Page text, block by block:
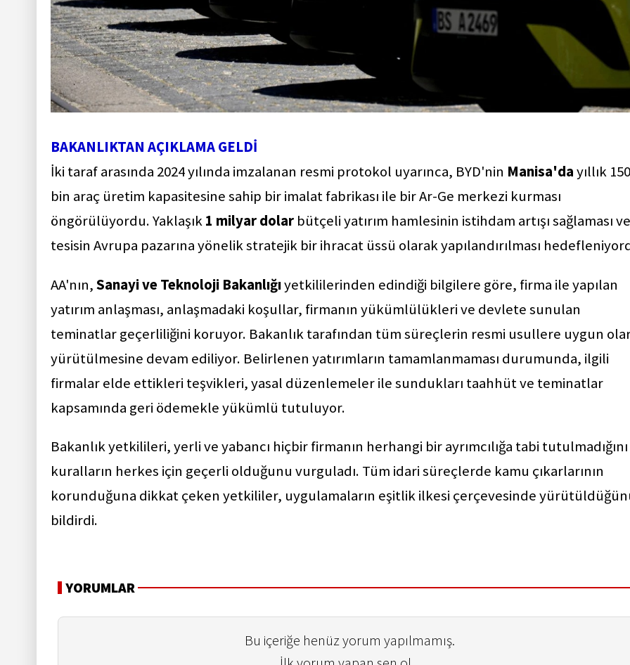
BAKANLIKTAN AÇIKLAMA GELDİ
İki taraf arasında 2024 yılında imzalanan resmi protokol uyarınca, BYD'nin Manisa'dayıllık 150
bin araç üretim kapasitesine sahip bir imalat fabrikası ile bir Ar-Ge merkezi kurması
öngörülüyordu. Yaklaşık1 milyar dolar bütçeli yatırım hamlesinin istihdam artışı sağlaması ve
tesisin Avrupa pazarına yönelik stratejik bir ihracat üssü olarak yapılandırılması
AA'nın,Sanayi ve Teknoloji Bakanlığıyetkililerinden edindiği bilgilere göre, firma ile yapılan
yatırım anlaşması, anlaşmadaki koşullar, firmanın yükümlülükleri ve devlete sunulan
teminatlar geçerliliğini koruyor. Bakanlık tarafından tüm süreçlerin resmi usullere uygun
yürütülmesine devam ediliyor. Belirlenen yatırımların tamamlanmaması durumunda, ilgili
firmalar elde ettikleri teşvikleri, yasal düzenlemeler ile sundukları taahhüt ve teminatlar
kapsamında geri ödemekle yükümlü tutuluyor.
Bakanlık yetkilileri, yerli ve yabancı hiçbir firmanın herhangi bir ayrımcılığa tabi
kuralların herkes için geçerli olduğunu vurguladı. Tüm idari süreçlerde kamu çıkarlarının
korunduğuna dikkat çeken yetkililer, uygulamaların eşitlik ilkesi çerçevesinde
bildirdi.
YORUMLAR
Bu içeriğe henüz yorum yapılmamış.